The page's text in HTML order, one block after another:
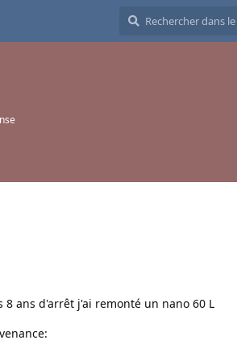
8 ans d'arrêt j'ai remonté un nano 60 L